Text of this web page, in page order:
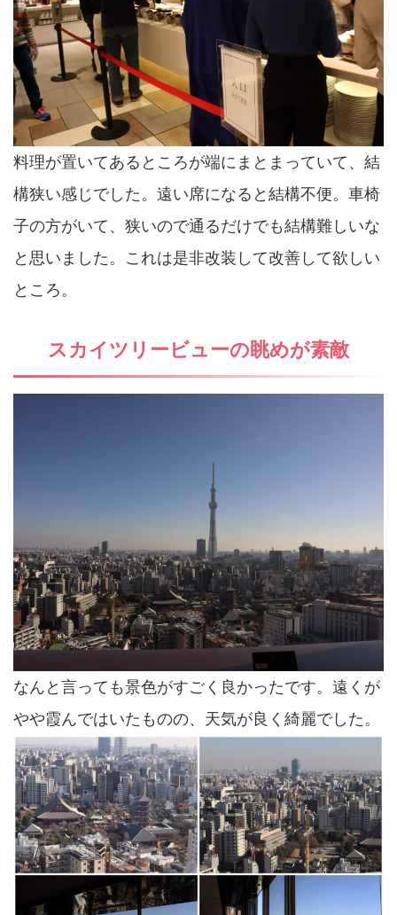
料理が置いてあるところが端にまとまっていて、結
構狭い感じでした。遠い席になると結構不便。車椅
子の方がいて、狭いので通るだけでも結構難しいな
と思いました。これは是非改装して改善して欲しい
ところ。
スカイツリービューの眺めが素敵
なんと言っても景色がすごく良かったです。遠くが
やや霞んではいたものの、天気が良く綺麗でした。